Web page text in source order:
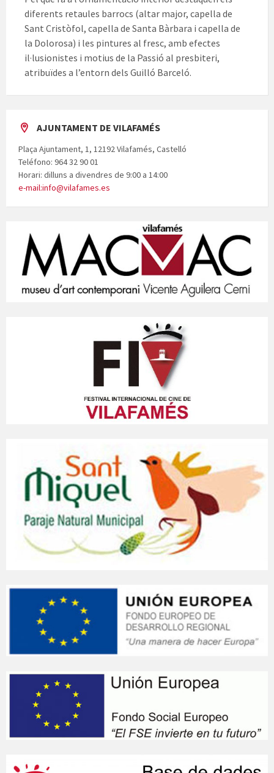
diferents retaules barrocs (altar major, capella de
Sant Cristòfol, capella de Santa Bàrbara i capella de
la Dolorosa) i les pintures al fresc, amb efectes
il·lusionistes i motius de la Passió al presbiteri,
atribuïdes a l’entorn dels Guilló Barceló.
AJUNTAMENT DE VILAFAMÉS
Plaça Ajuntament, 1, 12192 Vilafamés, Castelló
Teléfono: 964 32 90 01
Horari: dilluns a divendres de 9:00 a 14:00
e-mail:info@vilafames.es